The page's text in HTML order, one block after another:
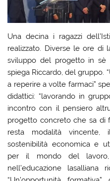
Una decina i ragazzi
realizzato. Diverse le ore di
sviluppo del progetto in sè
spiega Riccardo, del gruppo.
a reperire a volte farmaci”
didattici: “lavorando in
incontro con il pensiero
progetto concreto che sa di
resta modalità
sostenibilità economica e
per il mondo del
nell’educazione lasalliana